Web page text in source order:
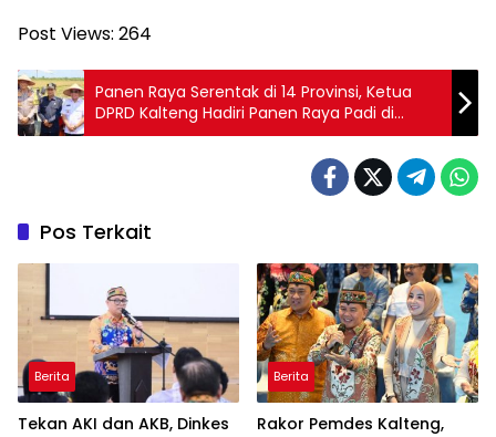
Post Views: 264
Panen Raya Serentak di 14 Provinsi, Ketua
DPRD Kalteng Hadiri Panen Raya Padi di
Pulang Pisau
Pos Terkait
Berita
Tekan AKI dan AKB, Dinkes
Berita
Rakor Pemdes Kalteng,